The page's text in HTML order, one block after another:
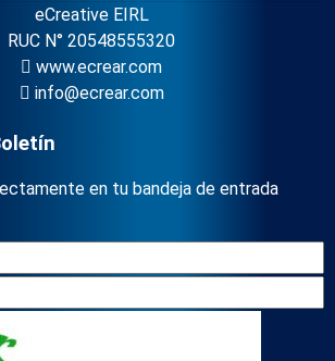
eCreative EIRL
RUC N° 20548555320
www.ecrear.com
info@ecrear.com
en tu bandeja de entrada